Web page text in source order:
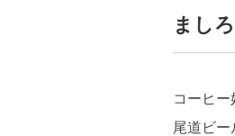
まし
コーヒー
尾道ビ